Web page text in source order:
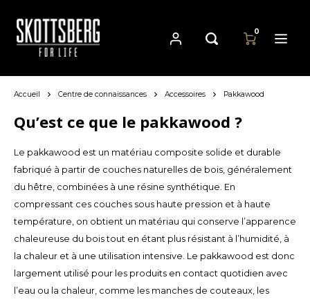
Hoofdmenu / casseroles
Casseroles
Cast Iron Cookware
Carbon Steel Cookware
Stainless Steel Cookware
Hoofdmenu
Langue
Nederlands
Deutsch
English
Français
Hoofdmenu
Devise
EUR
USD
AUD
0
Accueil Centre de connaissances Accessoires Pakkawood
Qu’est ce que le pakkawood ?
Le pakkawood est un matériau composite solide et durable
fabriqué à partir de couches naturelles de bois, généralement
du hêtre, combinées à une résine synthétique. En
compressant ces couches sous haute pression et à haute
température, on obtient un matériau qui conserve l’apparence
chaleureuse du bois tout en étant plus résistant à l’humidité, à
la chaleur et à une utilisation intensive. Le pakkawood est donc
largement utilisé pour les produits en contact quotidien avec
l’eau ou la chaleur, comme les manches de couteaux, les